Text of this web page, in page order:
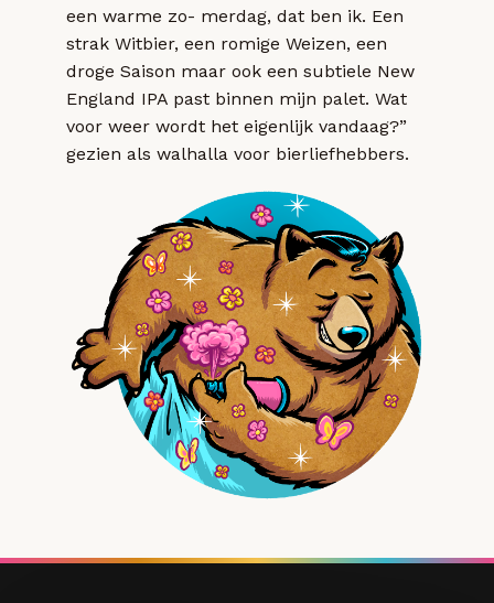
een warme zo- merdag, dat ben ik. Een
strak Witbier, een romige Weizen, een
droge Saison maar ook een subtiele New
England IPA past binnen mijn palet. Wat
voor weer wordt het eigenlijk vandaag?”
gezien als walhalla voor bierliefhebbers.